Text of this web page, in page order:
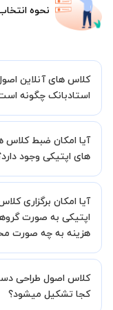
نحوه
کلاس های آنلاین
استادبانک چگونه
شما میدهیم که استاد
یک کلاس آنلاین با
آیا امکان ضبط کلاس
های اپتیکی وجود
کنید.
آیا امکان برگزاری
اپتیکی به صورت
هزینه به چه صورت
هستند اما در صورتیکه
آشنایان خود به صورت
کلاس اصول طراحی
کجا تشکیل میشود؟